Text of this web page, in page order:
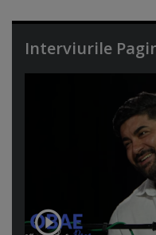
Interviurile